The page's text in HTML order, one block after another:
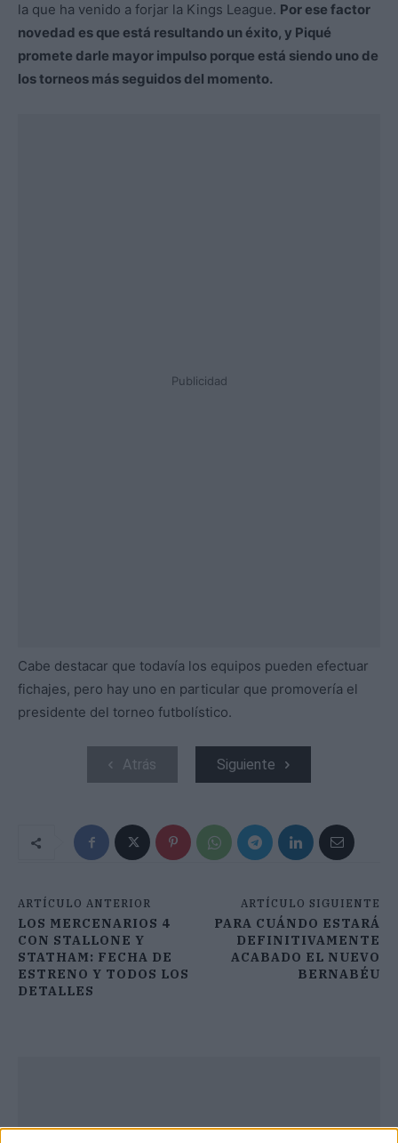
la que ha venido a forjar la Kings League. Por ese factor
novedad es que está resultando un éxito, y Piqué
promete darle mayor impulso porque está siendo uno de
los torneos más seguidos del momento.
Publicidad
Cabe destacar que todavía los equipos pueden efectuar
fichajes, pero hay uno en particular que promovería el
presidente del torneo futbolístico.
Atrás Siguiente
ARTÍCULO ANTERIOR
LOS MERCENARIOS 4
CON STALLONE Y
STATHAM: FECHA DE
ESTRENO Y TODOS LOS
DETALLES
ARTÍCULO SIGUIENTE
PARA CUÁNDO ESTARÁ
DEFINITIVAMENTE
ACABADO EL NUEVO
BERNABÉU